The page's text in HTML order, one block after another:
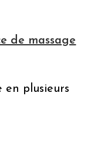
de massage
en plusieurs